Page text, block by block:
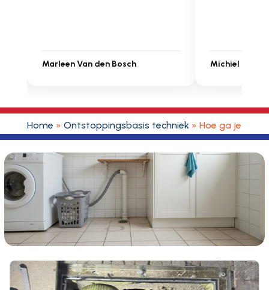
Michiel Uitdenbongerd Sarah Touat
Home » Ontstoppingsbasis techniek » Hoe ga je om